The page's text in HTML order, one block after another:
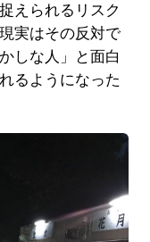
えられるリスク
実はその反対で
しな人」と面白
るようになった